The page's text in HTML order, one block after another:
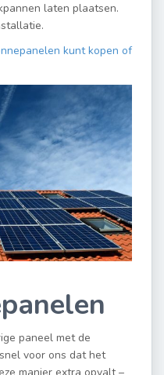
laten plaatsen.
kunt kopen of
paneel met de
voor ons dat het